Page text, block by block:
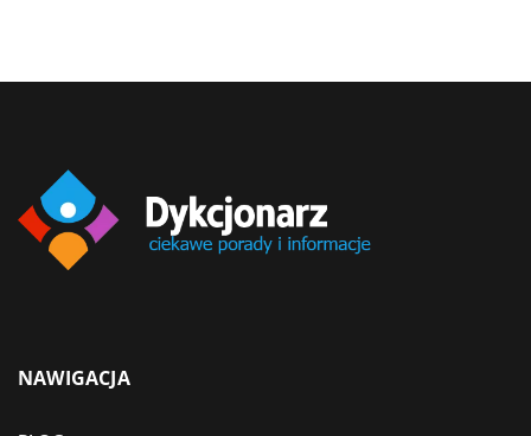
NAWIGACJA